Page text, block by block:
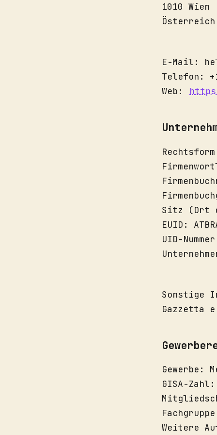
1010 Wien
Österreich
E-Mail:
Telefon:
Web:
Sitz (Ort
EUID:
UID-
Sonstige
Gazzetta
Gewerbe:
GISA-Zahl:
Weitere